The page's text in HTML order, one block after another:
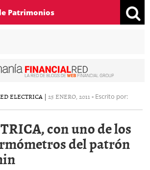
Patrimonios
ELECTRICA | 25 ENERO, 2011 - Escrito por:
con uno de los
del patrón